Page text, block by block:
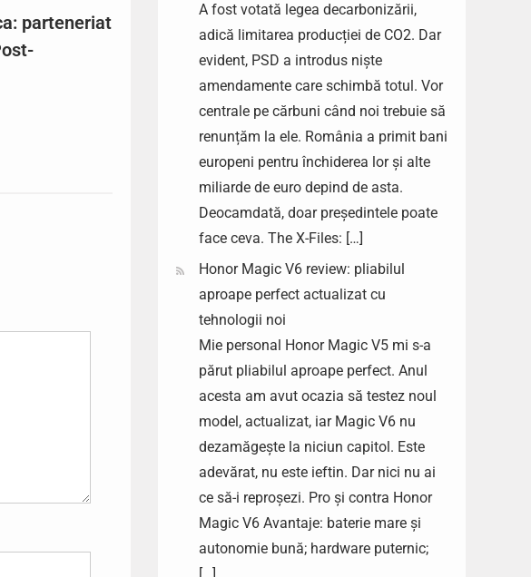
parteneriat
A fost votată legea decarbonizării,
adică limitarea producției de CO2. Dar
evident, PSD a introdus niște
amendamente care schimbă totul. Vor
centrale pe cărbuni când noi trebuie să
renunțăm la ele. România a primit bani
europeni pentru închiderea lor și alte
miliarde de euro depind de asta.
Deocamdată, doar președintele poate
face ceva. The X-Files: […]
Honor Magic V6 review: pliabilul
aproape perfect actualizat cu
tehnologii noi
Mie personal Honor Magic V5 mi s-a
părut pliabilul aproape perfect. Anul
acesta am avut ocazia să testez noul
model, actualizat, iar Magic V6 nu
dezamăgește la niciun capitol. Este
adevărat, nu este ieftin. Dar nici nu ai
ce să-i reproșezi. Pro și contra Honor
Magic V6 Avantaje: baterie mare și
autonomie bună; hardware puternic;